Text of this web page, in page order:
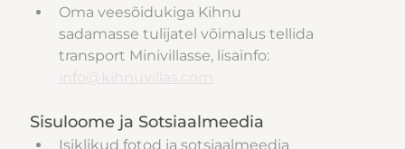
Oma veesõidukiga Kihnu
sadamasse tulijatel võimalus tellida
transport Minivillasse, lisainfo:
Sisuloome ja Sotsiaalmeedia
Isiklikud fotod ja sotsiaalmeedia